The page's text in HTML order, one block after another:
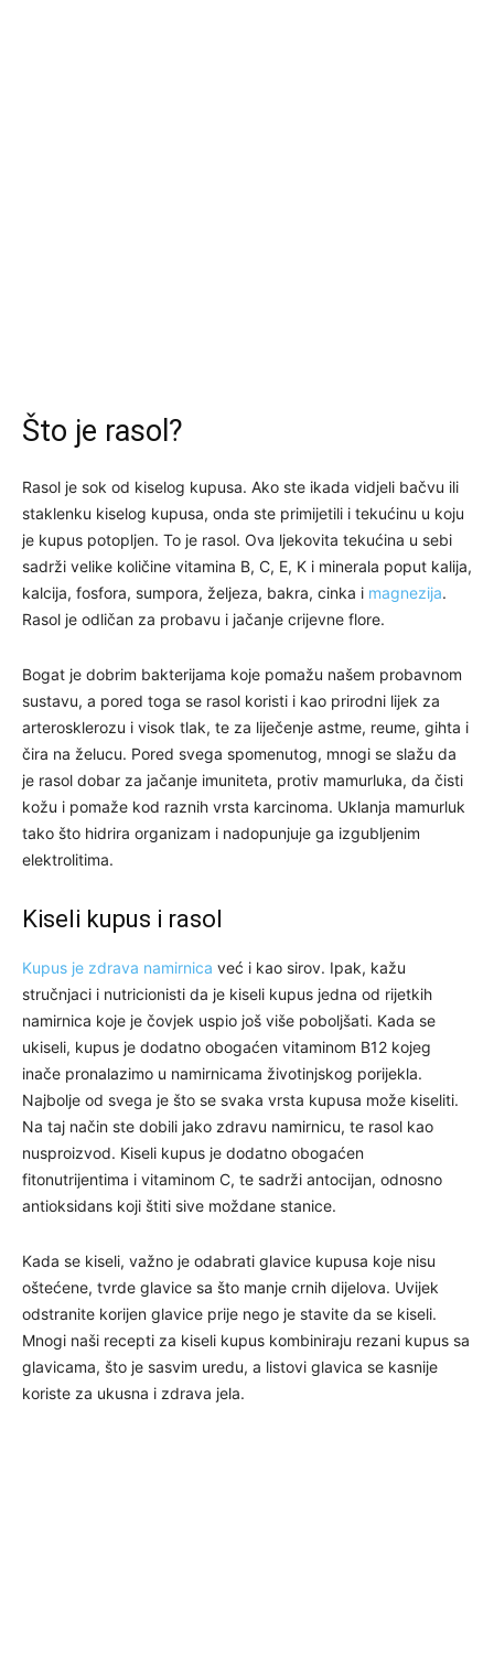
Što je rasol?
Rasol je sok od kiselog kupusa. Ako ste ikada vidjeli bačvu ili
staklenku kiselog kupusa, onda ste primijetili i tekućinu u koju
je kupus potopljen. To je rasol. Ova ljekovita tekućina u sebi
sadrži velike količine vitamina B, C, E, K i minerala poput kalija,
kalcija, fosfora, sumpora, željeza, bakra, cinka i magnezija.
Rasol je odličan za probavu i jačanje crijevne flore.
Bogat je dobrim bakterijama koje pomažu našem probavnom
sustavu, a pored toga se rasol koristi i kao prirodni lijek za
arterosklerozu i visok tlak, te za liječenje astme, reume, gihta i
čira na želucu. Pored svega spomenutog, mnogi se slažu da
je rasol dobar za jačanje imuniteta, protiv mamurluka, da čisti
kožu i pomaže kod raznih vrsta karcinoma. Uklanja mamurluk
tako što hidrira organizam i nadopunjuje ga izgubljenim
elektrolitima.
Kiseli kupus i rasol
Kupus je zdrava namirnica već i kao sirov. Ipak, kažu
stručnjaci i nutricionisti da je kiseli kupus jedna od rijetkih
namirnica koje je čovjek uspio još više poboljšati. Kada se
ukiseli, kupus je dodatno obogaćen vitaminom B12 kojeg
inače pronalazimo u namirnicama životinjskog porijekla.
Najbolje od svega je što se svaka vrsta kupusa može kiseliti.
Na taj način ste dobili jako zdravu namirnicu, te rasol kao
nusproizvod. Kiseli kupus je dodatno obogaćen
fitonutrijentima i vitaminom C, te sadrži antocijan, odnosno
antioksidans koji štiti sive moždane stanice.
Kada se kiseli, važno je odabrati glavice kupusa koje nisu
oštećene, tvrde glavice sa što manje crnih dijelova. Uvijek
odstranite korijen glavice prije nego je stavite da se kiseli.
Mnogi naši recepti za kiseli kupus kombiniraju rezani kupus sa
glavicama, što je sasvim uredu, a listovi glavica se kasnije
koriste za ukusna i zdrava jela.